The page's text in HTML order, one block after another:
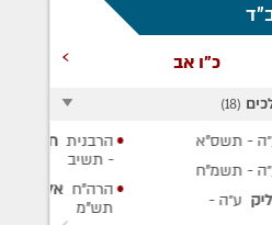
› כ"ו אב
(
18
)
חיה פייגא קופרשטוך ע״ה
ע״ה-